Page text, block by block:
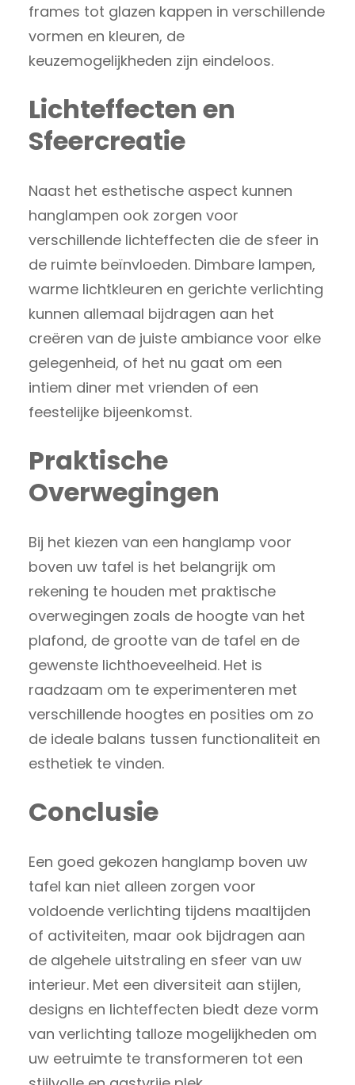
frames tot glazen kappen in verschillende
vormen en kleuren, de
keuzemogelijkheden zijn eindeloos.
Lichteffecten en
Sfeercreatie
Naast het esthetische aspect kunnen
hanglampen ook zorgen voor
verschillende lichteffecten die de sfeer in
de ruimte beïnvloeden. Dimbare lampen,
warme lichtkleuren en gerichte verlichting
kunnen allemaal bijdragen aan het
creëren van de juiste ambiance voor elke
gelegenheid, of het nu gaat om een
intiem diner met vrienden of een
feestelijke bijeenkomst.
Praktische
Overwegingen
Bij het kiezen van een hanglamp voor
boven uw tafel is het belangrijk om
rekening te houden met praktische
overwegingen zoals de hoogte van het
plafond, de grootte van de tafel en de
gewenste lichthoeveelheid. Het is
raadzaam om te experimenteren met
verschillende hoogtes en posities om zo
de ideale balans tussen functionaliteit en
esthetiek te vinden.
Conclusie
Een goed gekozen hanglamp boven uw
tafel kan niet alleen zorgen voor
voldoende verlichting tijdens maaltijden
of activiteiten, maar ook bijdragen aan
de algehele uitstraling en sfeer van uw
interieur. Met een diversiteit aan stijlen,
designs en lichteffecten biedt deze vorm
van verlichting talloze mogelijkheden om
uw eetruimte te transformeren tot een